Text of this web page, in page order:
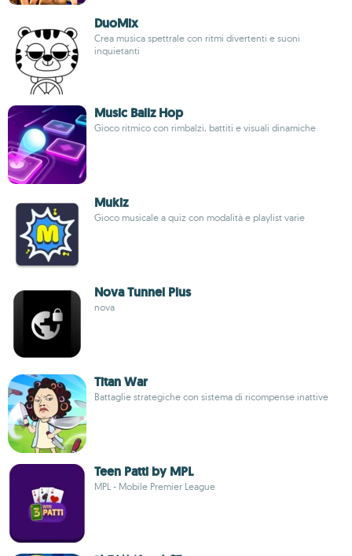
DuoMix
Crea musica spettrale con ritmi divertenti e suoni
inquietanti
Music Ballz Hop
Gioco ritmico con rimbalzi, battiti e visuali dinamiche
Mukiz
Gioco musicale a quiz con modalità e playlist varie
Nova Tunnel Plus
nova
Titan War
Battaglie strategiche con sistema di ricompense inattive
Teen Patti by MPL
MPL - Mobile Premier League